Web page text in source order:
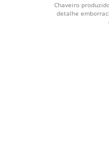
Chaveiro
detalhe